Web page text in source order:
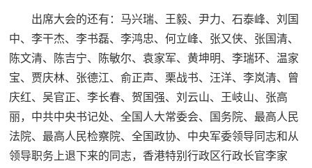
出席大会的还有：马兴瑞、王毅、尹力、石泰峰、刘国
中、李干杰、李书磊、李鸿忠、何立峰、张又侠、张国清、
陈文清、陈吉宁、陈敏尔、袁家军、黄坤明、李瑞环、温家
宝、贾庆林、张德江、俞正声、栗战书、汪洋、李岚清、曾
庆红、吴官正、李长春、贺国强、刘云山、王岐山、张高
丽，中共中央书记处、全国人大常委会、国务院、最高人民
法院、最高人民检察院、全国政协、中央军委领导同志和从
领导职务上退下来的同志，香港特别行政区行政长官李家